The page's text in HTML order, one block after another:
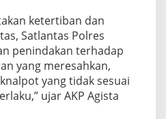
ketertiban dan
Satlantas Polres
penindakan terhadap
yang meresahkan,
yang tidak sesuai
ujar AKP Agista